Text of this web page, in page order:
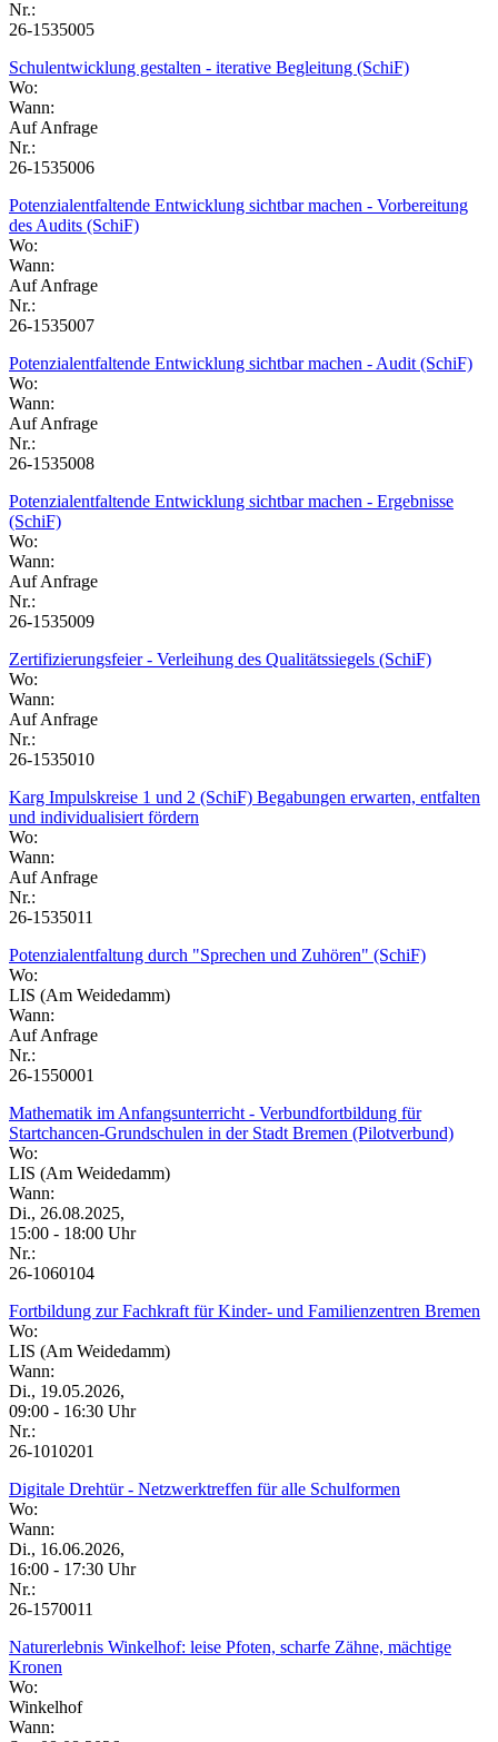
Nr.:
26-1535005
Schulentwicklung gestalten - iterative Begleitung (SchiF)
Wo:
Wann:
Auf Anfrage
Nr.:
26-1535006
Potenzialentfaltende Entwicklung sichtbar machen - Vorbereitung
des Audits (SchiF)
Wo:
Wann:
Auf Anfrage
Nr.:
26-1535007
Potenzialentfaltende Entwicklung sichtbar machen - Audit (SchiF)
Wo:
Wann:
Auf Anfrage
Nr.:
26-1535008
Potenzialentfaltende Entwicklung sichtbar machen - Ergebnisse
(SchiF)
Wo:
Wann:
Auf Anfrage
Nr.:
26-1535009
Zertifizierungsfeier - Verleihung des Qualitätssiegels (SchiF)
Wo:
Wann:
Auf Anfrage
Nr.:
26-1535010
Karg Impulskreise 1 und 2 (SchiF) Begabungen erwarten, entfalten
und individualisiert fördern
Wo:
Wann:
Auf Anfrage
Nr.:
26-1535011
Potenzialentfaltung durch "Sprechen und Zuhören" (SchiF)
Wo:
LIS (Am Weidedamm)
Wann:
Auf Anfrage
Nr.:
26-1550001
Mathematik im Anfangsunterricht - Verbundfortbildung für
Startchancen-Grundschulen in der Stadt Bremen (Pilotverbund)
Wo:
LIS (Am Weidedamm)
Wann:
Di., 26.08.2025,
15:00 - 18:00 Uhr
Nr.:
26-1060104
Fortbildung zur Fachkraft für Kinder- und Familienzentren Bremen
Wo:
LIS (Am Weidedamm)
Wann:
Di., 19.05.2026,
09:00 - 16:30 Uhr
Nr.:
26-1010201
Digitale Drehtür - Netzwerktreffen für alle Schulformen
Wo:
Wann:
Di., 16.06.2026,
16:00 - 17:30 Uhr
Nr.:
26-1570011
Naturerlebnis Winkelhof: leise Pfoten, scharfe Zähne, mächtige
Kronen
Wo:
Winkelhof
Wann: